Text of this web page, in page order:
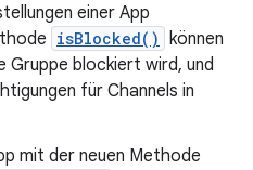
einer App
isBlocked() können
Gruppe blockiert wird, und
für Channels in
mit der neuen Methode